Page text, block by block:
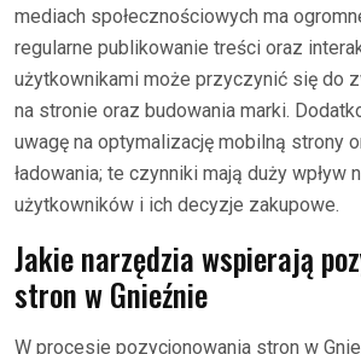
mediach społecznościowych ma
regularne publikowanie treści oraz
użytkownikami może przyczynić się do
na stronie oraz budowania marki.
uwagę na optymalizację mobilną strony
ładowania; te czynniki mają duży wpływ
użytkowników i ich decyzje zakupowe.
Jakie narzędzia wspierają
stron w Gnieźnie
W procesie pozycjonowania stron w